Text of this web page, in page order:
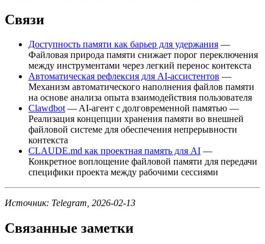
Связи
Доступность памяти как барьер для удержания —
Файловая природа памяти снижает порог переключения
между инструментами через легкий перенос контекста
Автоматическая рефлексия для AI-ассистентов —
Механизм автоматического наполнения файлов памяти
на основе анализа опыта взаимодействия пользователя
Clawdbot— AI-агент с долговременной памятью —
Реализация концепции хранения памяти во внешней
файловой системе для обеспечения непрерывности
контекста
CLAUDE.md как проектная память для AI —
Конкретное воплощение файловой памяти для передачи
специфики проекта между рабочими сессиями
Источник: Telegram, 2026-02-13
Связанные заметки